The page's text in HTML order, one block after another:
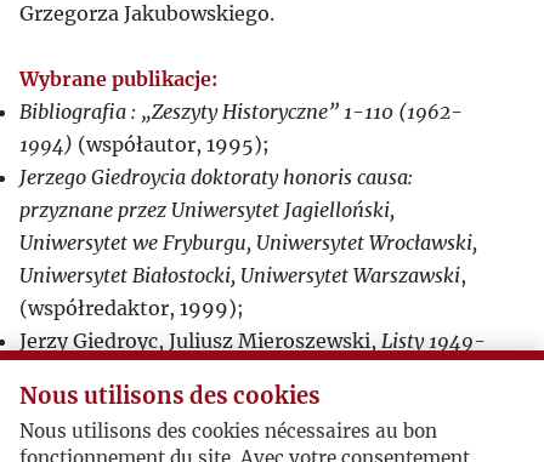
Grzegorza Jakubowskiego.
Wybrane publikacje:
Bibliografia : „Zeszyty Historyczne” 1-110 (1962-
1994) (współautor, 1995);
Jerzego Giedroycia doktoraty honoris causa:
przyznane przez Uniwersytet Jagielloński,
Uniwersytet we Fryburgu, Uniwersytet Wrocławski,
Uniwersytet Białostocki, Uniwersytet Warszawski,
(współredaktor, 1999);
Jerzy Giedroyc, Juliusz Mieroszewski, Listy 1949-
Jerzy Giedroyc, Melchior Wańkowicz,
1963, (współredaktor 2000);
Nous utilisons des cookies
Nous utilisons des cookies nécessaires au bon